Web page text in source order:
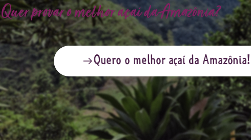
Quer provar o melhor açaí da Amazônia?
Quero o melhor açaí da Amazônia!